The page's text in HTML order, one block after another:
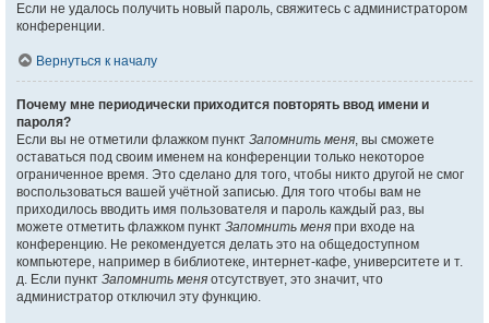
Если не удалось получить новый пароль, свяжитесь с администратором
конференции.
Вернуться к началу
Почему мне периодически приходится повторять ввод имени и
пароля?
Если вы не отметили флажком пункт Запомнить меня, вы сможете
оставаться под своим именем на конференции только некоторое
ограниченное время. Это сделано для того, чтобы никто другой не смог
воспользоваться вашей учётной записью. Для того чтобы вам не
приходилось вводить имя пользователя и пароль каждый раз, вы
можете отметить флажком пункт Запомнить меня при входе на
конференцию. Не рекомендуется делать это на общедоступном
компьютере, например в библиотеке, интернет-кафе, университете и т.
д. Если пункт Запомнить меня отсутствует, это значит, что
администратор отключил эту функцию.